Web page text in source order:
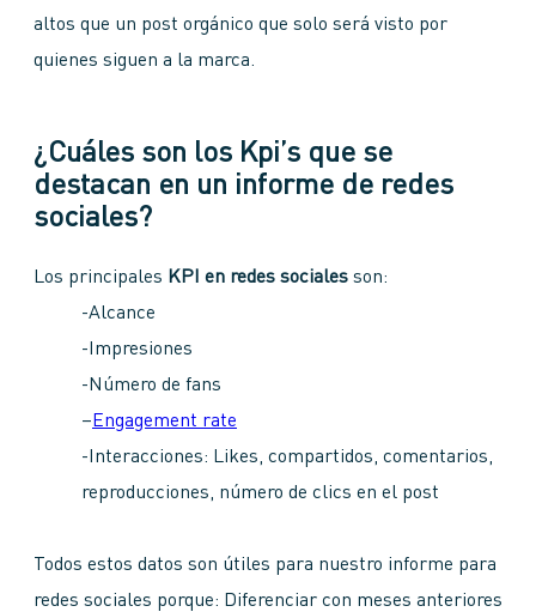
altos que un post orgánico que solo será visto por
quienes siguen a la marca.
¿Cuáles son los Kpi’s que se
destacan en un informe de redes
sociales?
Los principales KPI en redes sociales son:
-Alcance
-Impresiones
-Número de fans
– Engagement rate
-Interacciones: Likes, compartidos, comentarios,
reproducciones, número de clics en el post
Todos estos datos son útiles para nuestro informe para
redes sociales porque: Diferenciar con meses anteriores